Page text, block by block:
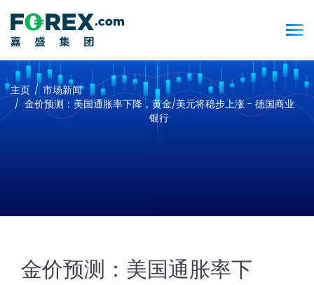
主页
市场新闻
金价预测：美国通胀率下降，黄金/美元将稳步上涨 - 德国商业
银行
金价预测：美国通胀率下